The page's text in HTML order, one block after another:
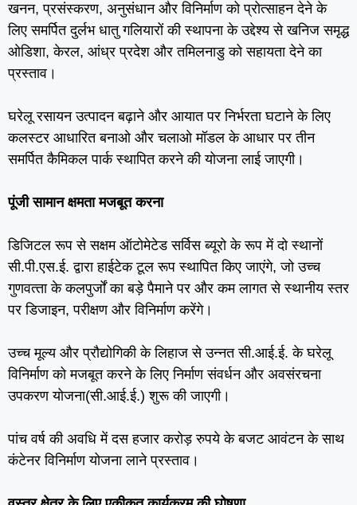
खनन, प्रसंस्‍करण, अनुसंधान और विनिर्माण को प्रोत्‍साहन देने के
लिए समर्पित दुर्लभ धातु गलियारों की स्‍थापना के उद्देश्‍य से खनिज समृद्ध
ओडिशा, केरल, आंध्र प्रदेश और तमिलनाडु को सहायता देने का
प्रस्‍ताव।
घरेलू रसायन उत्‍पादन बढ़ाने और आयात पर निर्भरता घटाने के लिए
कलस्‍टर आधारित बनाओ और चलाओ मॉडल के आधार पर तीन
समर्पित कैमिकल पार्क स्‍थापित करने की योजना लाई जाएगी।
पूंजी सामान क्षमता मजबूत करना
डिजिटल रूप से सक्षम ऑटोमेटेड सर्विस ब्‍यूरो के रूप में दो स्‍थानों
सी.पी.एस.ई. द्वारा हाईटेक टूल रूप स्‍थापित किए जाएंगे, जो उच्‍च
गुणवत्‍ता के कलपुर्जों का बड़े पैमाने पर और कम लागत से स्‍थानीय स्‍तर
पर डिजाइन, परीक्षण और विनिर्माण करेंगे।
उच्‍च मूल्‍य और प्रौद्योगिकी के लिहाज से उन्‍नत सी.आई.ई. के घरेलू
विनिर्माण को मजबूत करने के लिए निर्माण संवर्धन और अवसंरचना
उपकरण योजना(सी.आई.ई.) शुरू की जाएगी।
पांच वर्ष की अवधि में दस हजार करोड़ रुपये के बजट आवंटन के साथ
कंटेनर विनिर्माण योजना लाने प्रस्‍ताव।